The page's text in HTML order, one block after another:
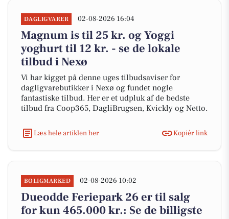
DAGLIGVARER 02-08-2026 16:04
Magnum is til 25 kr. og Yoggi
yoghurt til 12 kr. - se de lokale
tilbud i Nexø
Vi har kigget på denne uges tilbudsaviser for
dagligvarebutikker i Nexø og fundet nogle
fantastiske tilbud. Her er et udpluk af de bedste
tilbud fra Coop365, DagliBrugsen, Kvickly og Netto.
Læs hele artiklen her Kopiér link
BOLIGMARKED 02-08-2026 10:02
Dueodde Feriepark 26 er til salg
for kun 465.000 kr.: Se de billigste